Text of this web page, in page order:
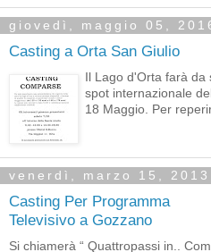
giovedì, maggio 05,
Casting a Orta San Giulio
Il Lago d'Orta farà da
spot internazionale
18 Maggio. Per
venerdì, marzo 15, 2013
Casting Per Programma
Televisivo a Gozzano
Si chiamerà “ Quattropassi in..